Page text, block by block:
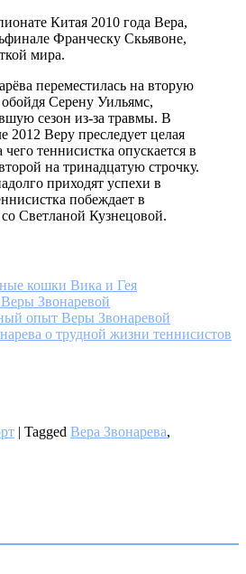
Китая 2010 года Вера,
Франческу Скьявоне,
мира.
переместилась на вторую
Серену Уильямс,
сезон из-за травмы. В
2012 Веру преследует целая
чего теннисистка опускается в
на тринадцатую строчку.
приходят успехи в
побеждает в
Светланой Кузнецовой.
кошки Вика и Гея
Звонаревой
опыт Веры Звонаревой
о трудной жизни теннисистов
| Tagged Вера Звонарева,